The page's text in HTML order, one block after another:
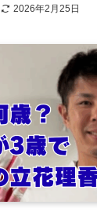
2026年2月25日